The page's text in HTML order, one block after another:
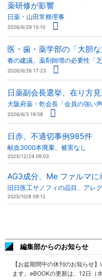
薬研修が影響
日薬・山田常務理事
2026/6/29 15:10
医・歯・薬学部の「大胆な
春の建議、薬剤師増の必要性「乏
2026/6/26 17:23
日薬副会長選挙、在り方
大阪府薬・乾会長「会員の強い声
2026/6/3 19:58
日赤、不適切事例985件
献血3000本廃棄、被害なし
2025/12/24 09:03
AG3成分、Me ファルマに
旧日医工サノフィの品目、アレ
2025/10/8 09:12
編集部からのお知らせ
【お盆期間中の休刊のお知らせ
ます。eBOOKの更新は、12日（